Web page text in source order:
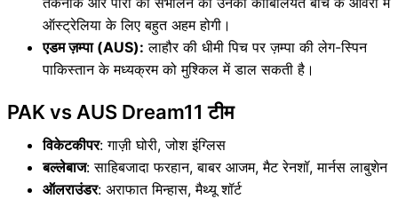
ऑस्ट्रेलिया के लिए बहुत अहम होगी।
एडम ज़म्पा (AUS): लाहौर की धीमी पिच पर ज़म्पा की लेग-स्पिन
पाकिस्तान के मध्यक्रम को मुश्किल में डाल सकती है।
PAK vs AUS Dream11 टीम
विकेटकीपर: गाज़ी घोरी, जोश इंग्लिस
बल्लेबाज: साहिबजादा फरहान, बाबर आजम, मैट रेनशॉ, मार्नस लाबुशेन
ऑलराउंडर: अराफात मिन्हास, मैथ्यू शॉर्ट